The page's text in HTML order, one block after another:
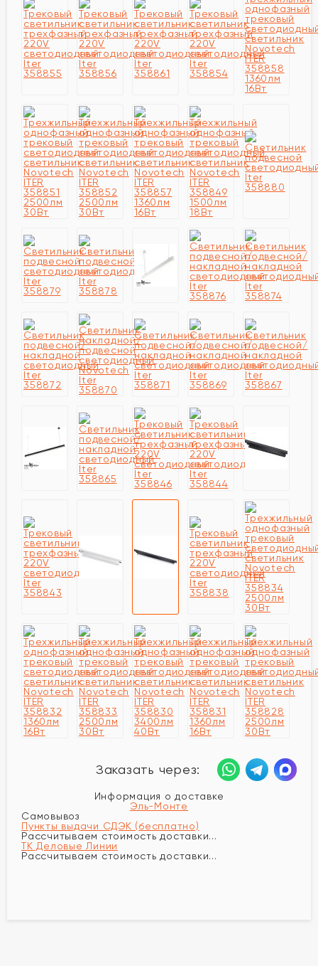
Заказать через:
Информация о доставке
Эль-Монте
Самовывоз
Пункты выдачи СДЭК (бесплатно)
Рассчитываем стоимость доставки...
ТК Деловые Линии
Рассчитываем стоимость доставки...